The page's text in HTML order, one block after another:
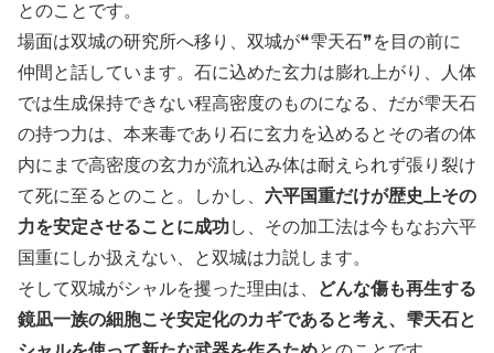
とのことです。
場面は双城の研究所へ移り、双城が❝雫天石❞を目の前に
仲間と話しています。石に込めた玄力は膨れ上がり、人体
では生成保持できない程高密度のものになる、だが雫天石
の持つ力は、本来毒であり石に玄力を込めるとその者の体
内にまで高密度の玄力が流れ込み体は耐えられず張り裂け
て死に至るとのこと。しかし、 六平国重だけが歴史上その
力を安定させることに成功し、その加工法は今もなお六平
国重にしか扱えない、と双城は力説します。
そして双城がシャルを攫った理由は、
どんな傷も再生する
鏡凪一族の細胞こそ安定化のカギであると考え、雫天石と